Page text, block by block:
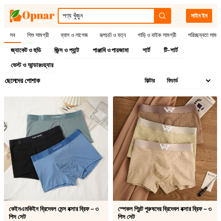
সাইন ইন
সব শিশু সামগ্রী ব্যাগ ও লাগেজ রূপচর্চা ও যত্ন গাড়ি ও বাইক সামগ্রী পরিচ্ছন্নতা
জ্যাকেট ও হুডি জিন্স ও প্যান্ট পাঞ্জাবি ও পায়জামা শার্ট
টি-শার্ট
ভেস্ট ও আন্ডারওয়্যার
ছেলেদের পোশাক ফিল্টার
কেইনএমকিইন ব্রিদেবল মেন্স বক্সার ব্রিফ – ৩
পিস সেট
স্পেকল প্রিন্ট পুরুষদের ব্রিদেবল বক্সার ব্রিফ – ৩
পিস সেট